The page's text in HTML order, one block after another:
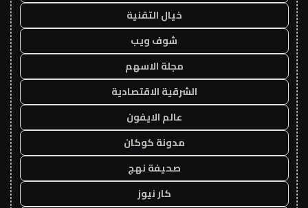
خيال التقنية
شوف ويب
مجلة الاسهم
الشرقية الاقتصادية
عالم الايفون
مدونة كوكان
صحيفة نهج
كار نيوز